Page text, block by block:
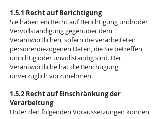
1.5.1 Recht auf Berichtigung
Sie haben ein Recht auf Berichtigung und/oder
Vervollständigung gegenüber dem
Verantwortlichen, sofern die verarbeiteten
personenbezogenen Daten, die Sie betreffen,
unrichtig oder unvollständig sind. Der
Verantwortliche hat die Berichtigung
unverzüglich vorzunehmen.
1.5.2 Recht auf Einschränkung der
Verarbeitung
Unter den folgenden Voraussetzungen können